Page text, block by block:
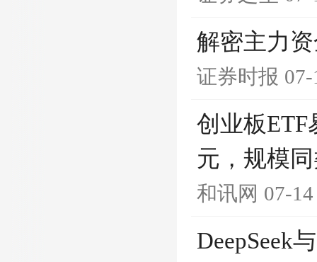
解密主力
证券时报
创业板ETF
元，规模
和讯网 07-
DeepSeek